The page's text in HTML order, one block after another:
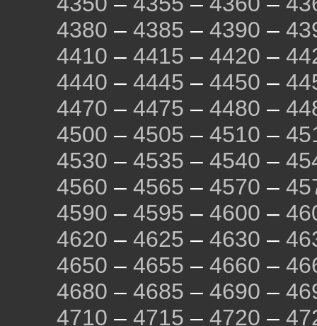
4380 – 4385 – 4390 –
4410 – 4415 – 4420 –
4440 – 4445 – 4450 –
4470 – 4475 – 4480 –
4500 – 4505 – 4510 –
4530 – 4535 – 4540 –
4560 – 4565 – 4570 –
4590 – 4595 – 4600 –
4620 – 4625 – 4630 –
4650 – 4655 – 4660 –
4680 – 4685 – 4690 –
4710 – 4715 – 4720 –